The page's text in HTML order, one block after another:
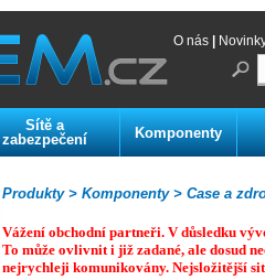
O nás
Sítě a
zabezpečení
Komponenty
Case a
Komponenty >
Produkty >
Vážení obchodní partneři. V důsledku
To může ovlivnit i již zadané, ale dosud
nejrychleji komunikovány. Nejsložitější